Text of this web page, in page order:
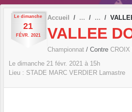
Le dimanche
21
FÉVR. 2021
Accueil
VALLEE
Championnat / Contre CROIX
Le dimanche 21 févr. 2021 à 15h
Lieu : STADE MARC VERDIER Lamastre